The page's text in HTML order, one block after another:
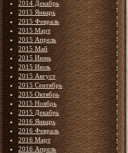
2014 Декабрь
2015 Январь
2015 Февраль
2015 Март
2015 Апрель
2015 Май
2015 Июнь
2015 Июль
2015 Август
2015 Сентябрь
2015 Октябрь
2015 Ноябрь
2015 Декабрь
2016 Январь
2016 Февраль
2016 Март
2016 Апрель